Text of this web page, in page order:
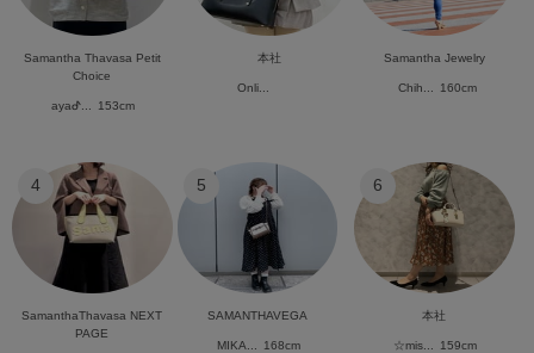
Samantha Thavasa Petit
Choice
ayaᕷ... 153cm
本社
Onli...
Samantha Jewelry
Chih... 160cm
4
SamanthaThavasa NEXT
PAGE
5
SAMANTHAVEGA
MIKA... 168cm
6
本社
☆mis... 159cm